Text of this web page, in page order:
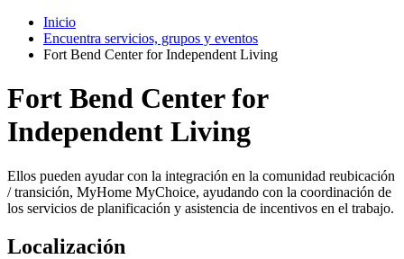
Inicio
Encuentra servicios, grupos y eventos
Fort Bend Center for Independent Living
Fort Bend Center for
Independent Living
Ellos pueden ayudar con la integración en la comunidad reubicación
/ transición, MyHome MyChoice, ayudando con la coordinación de
los servicios de planificación y asistencia de incentivos en el trabajo.
Localización